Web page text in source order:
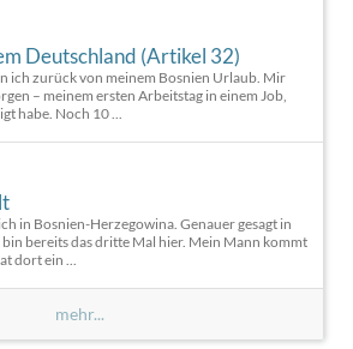
Deutschland (Artikel 32)
ich zurück von meinem Bosnien Urlaub. Mir
– meinem ersten Arbeitstag in einem Job,
habe. Noch 10 ...
in Bosnien-Herzegowina. Genauer gesagt in
bereits das dritte Mal hier. Mein Mann kommt
dort ein ...
mehr...